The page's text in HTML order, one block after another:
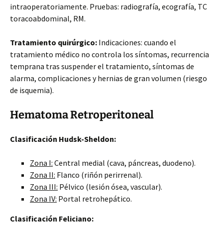
intraoperatoriamente. Pruebas: radiografía, ecografía, TC
toracoabdominal, RM.
Tratamiento quirúrgico: Indicaciones: cuando el
tratamiento médico no controla los síntomas, recurrencia
temprana tras suspender el tratamiento, síntomas de
alarma, complicaciones y hernias de gran volumen (riesgo
de isquemia).
Hematoma Retroperitoneal
Clasificación Hudsk-Sheldon:
Zona I: Central medial (cava, páncreas, duodeno).
Zona II: Flanco (riñón perirrenal).
Zona III: Pélvico (lesión ósea, vascular).
Zona IV: Portal retrohepático.
Clasificación Feliciano: